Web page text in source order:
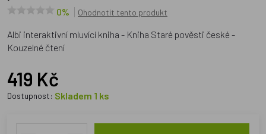
0% Ohodnotit tento produkt
Albi interaktivní mluvící kniha - Kniha Staré pověsti české -
Kouzelné čtení
419 Kč
Dostupnost: Skladem 1 ks